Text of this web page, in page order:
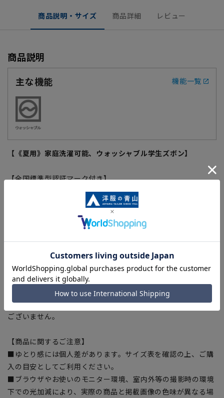
商品説明・サイズ 商品詳細 レビュー
商品説明
主な機能
機能一覧
【《夏用》家庭洗濯可能、ウォッシャブル学生ズボン】
【全国標準型認証マーク付き】
厳選されたポリエステル素材を使用した『全国標準型認証』マ
ーク付きの学生ズボンです。学生ズボンにウォッシャブル機能
を付加したことでお手入れも簡単です。ヒップ縫い裂け防止の
ヒップ裏地、太もも縫い裂け防止の外側2重縫いなど着用感や
安心感にも考慮した仕上がりです。家庭洗濯の際は洗濯ネット
に入れていただき、乾燥機は使用はお避け下さい。お手入れも
簡単な学生ズボンは、新入学の方から買い替えの方まで、満足
していただけるおすすめの1本です。
※こちらはズボンのみ販売となります。上下での組み合わせは
ございません。
【商品に関するご注意】
■ゆとり感には個人差があります。サイズ表を確認の上、ご購
入の目安としてご利用ください。
■ブラウザやお使いのモニター環境、室内外等の撮影時の環境
下での光加減により、実際の商品と掲載画像の色味が異なる場